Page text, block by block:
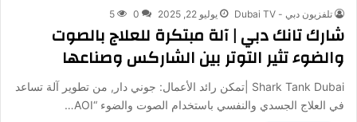
تلفزيون دبي - Dubai TV يوليو 22, 2025 0
5
شارك تانك دبي | آلة مبتكرة للعلاج بالصوت
والضوء تثير التوتر بين الشاركس وصناعها
Shark Tank Dubai |تمكن رائد الأعمال: جوني دار, من تطوير آلة تساعد
في العلاج الجسدي والنفسي باستخدام الصوت والضوء “AOI…